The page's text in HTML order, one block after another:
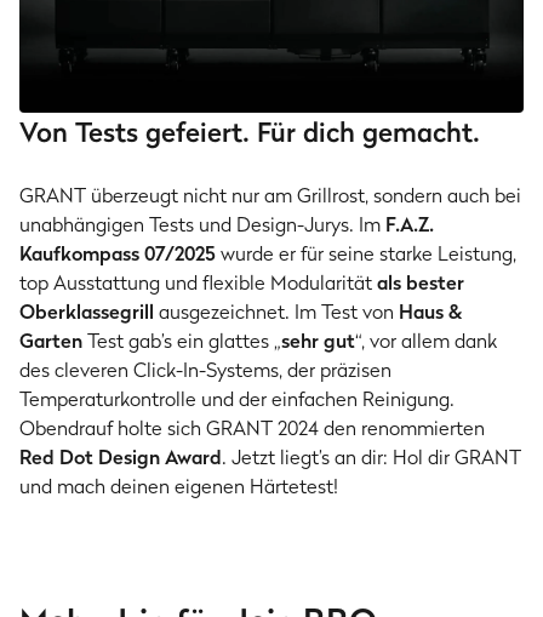
Von Tests gefeiert. Für dich gemacht.
GRANT überzeugt nicht nur am Grillrost, sondern auch bei
unabhängigen Tests und Design-Jurys. Im F.A.Z.
Kaufkompass 07/2025wurde er für seine starke Leistung,
top Ausstattung und flexible Modularitätals bester
Oberklassegrill ausgezeichnet. Im Test von Haus &
GartenTest gab’s ein glattes „sehr gut“, vor allem dank
des cleveren Click-In-Systems, der präzisen
Temperaturkontrolle und der einfachen Reinigung.
Obendrauf holte sich GRANT 2024 den renommierten
Red Dot Design Award. Jetzt liegt’s an dir: Hol dir GRANT
und mach deinen eigenen Härtetest!